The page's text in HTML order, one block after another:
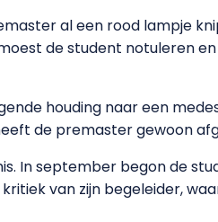
al een rood lampje
de student notuleren
houding naar een
de premaster gewoon
In september begon de
van zijn begeleider,